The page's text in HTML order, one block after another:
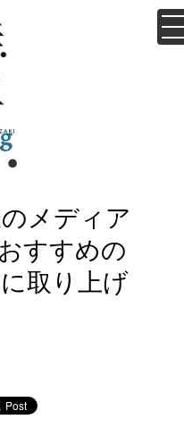
メディア
すすめの
取り上げ